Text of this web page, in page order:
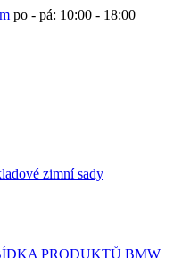
po - pá: 10:00 - 18:00
zimní sady
PRODUKTŮ BMW